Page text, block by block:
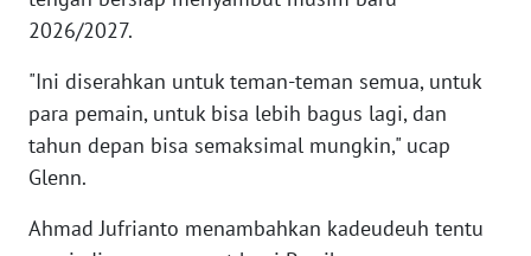
2026/2027.
"Ini diserahkan untuk teman-teman semua, untuk
para pemain, untuk bisa lebih bagus lagi, dan
tahun depan bisa semaksimal mungkin," ucap
Glenn.
Ahmad Jufrianto menambahkan kadeudeuh tentu
LAMPUNG
JATENG
WN
NUSANTARA